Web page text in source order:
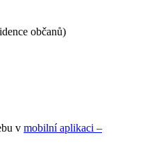
občanů)
v mobilní aplikaci –